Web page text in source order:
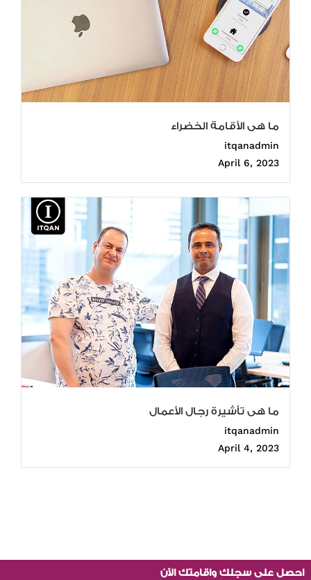
ما هى الأقامة الخضراء
itqanadmin
April 6, 2023
ما هى تأشيرة رجال الأعمال
itqanadmin
April 4, 2023
احصل على سجلك واقامتك الآن